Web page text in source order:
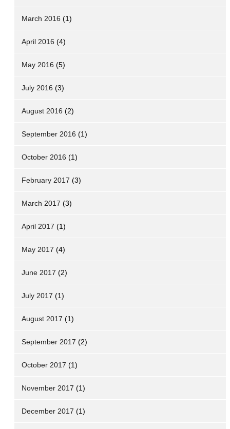
March 2016 (1)
April 2016 (4)
May 2016 (5)
July 2016 (3)
August 2016 (2)
September 2016 (1)
October 2016 (1)
February 2017 (3)
March 2017 (3)
April 2017 (1)
May 2017 (4)
June 2017 (2)
July 2017 (1)
August 2017 (1)
September 2017 (2)
October 2017 (1)
November 2017 (1)
December 2017 (1)